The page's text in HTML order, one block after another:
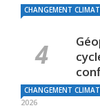
CHANGEMENT
CHANGEMENT
2026